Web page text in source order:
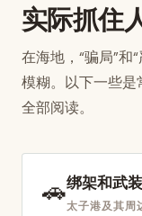
实际抓住
在海地，“骗局”和
模糊。以下一些是
全部阅读。
🚗绑架和武
太子港及其周